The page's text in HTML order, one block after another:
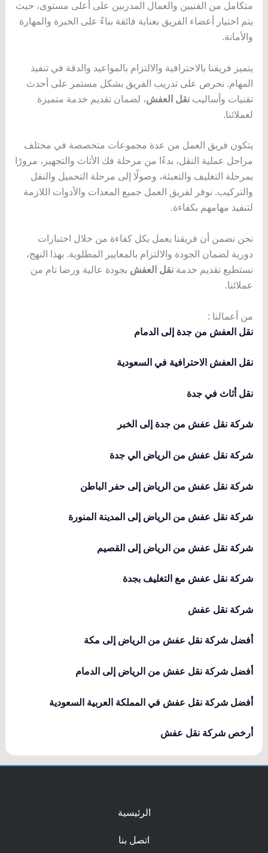
متكامل من الفنيين والعمال المدربين على أعلى مستوى، حيث
يتم اختيار أعضاء الفريق بعناية فائقة بناءً على الخبرة والمهارة
والأمانة.
يتميز فريقنا بالاحترافية والالتزام بالمواعيد والدقة في تنفيذ
المهام. نحرص على تدريب الفريق بشكل مستمر على أحدث
تقنيات وأساليب نقل العفش، لضمان تقديم خدمة متميزة
لعملائنا.
يتكون فريق العمل من عدة مجموعات متخصصة في مختلف
مراحل عملية النقل، بدءًا من مرحلة فك الأثاث والتجهيز، مرورًا
بمرحلة التغليف والتعبئة، وصولًا إلى مرحلة التحميل والنقل
والتركيب. نوفر لفريق العمل جميع المعدات والأدوات اللازمة
لتنفيذ مهامهم بكفاءة.
نحن نضمن أن فريقنا يعمل بكل كفاءة من خلال اختبارات
دورية لضمان الجودة والالتزام بالمعايير المطلوبة. بهذا النهج،
نستطيع تقديم خدمة نقل العفش بجودة عالية ورضا تام من
عملائنا.
من أعمالنا :
نقل العفش من جدة إلى الدمام
نقل العفش الاحترافية في السعودية
نقل أثاث في جدة
شركة نقل عفش من جدة إلى الخبر
شركة نقل عفش من الرياض الي جدة
شركة نقل عفش من الرياض إلى حفر الباطن
شركة نقل عفش من الرياض إلى المدينة المنورة
شركة نقل عفش من الرياض إلى القصيم
شركة نقل عفش مع التغليف بجدة
شركة نقل عفش
أفضل شركة نقل عفش من الرياض إلى مكة
أفضل شركة نقل عفش من الرياض إلى الدمام
أفضل شركة نقل عفش في المملكة العربية السعودية
أرخص شركة نقل عفش
الرئيسية
اتصل بنا